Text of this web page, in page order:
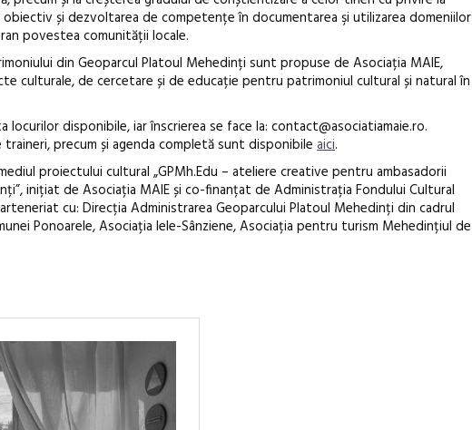
și dezvoltarea de competențe în documentarea şi utilizarea domeniilor
povestea comunității locale.
din Geoparcul Platoul Mehedinți sunt propuse de Asociația MAIE,
culturale, de cercetare și de educație pentru patrimoniul cultural și natural în
disponibile, iar înscrierea se face la: contact@asociatiamaie.ro.
precum și agenda completă sunt disponibile aici.
proiectului cultural „GPMh.Edu – ateliere creative pentru ambasadorii
inițiat de Asociația MAIE și co-finanțat de Administrația Fondului Cultural
cu: Direcția Administrarea Geoparcului Platoul Mehedinți din cadrul
Ponoarele, Asociația Iele-Sânziene, Asociația pentru turism Mehedințiul de